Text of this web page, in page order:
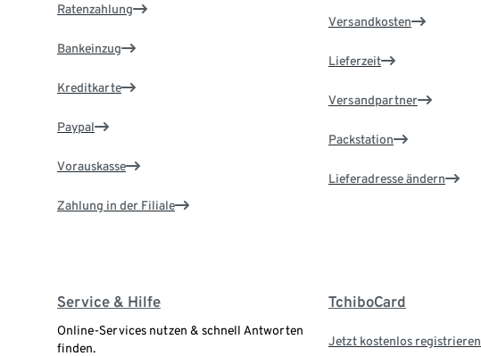
Ratenzahlung
Bankeinzug
Kreditkarte
Paypal
Vorauskasse
Zahlung in der Filiale
Versandkosten
Lieferzeit
Versandpartner
Packstation
Lieferadresse ändern
Service & Hilfe
Online-Services nutzen & schnell Antworten
finden.
TchiboCard
Jetzt kostenlos registrieren